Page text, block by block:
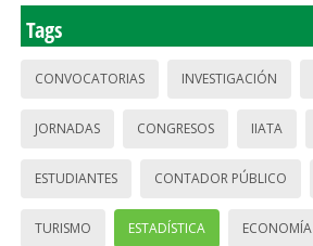
Tags
CONVOCATORIAS INVESTIGACIÓN
JORNADAS CONGRESOS IIATA
ESTUDIANTES CONTADOR PÚBLICO
TURISMO ESTADÍSTICA ECONOMÍA